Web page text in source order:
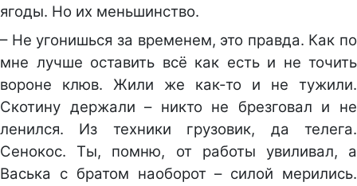
ягоды. Но их меньшинство.
– Не угонишься за временем, это правда. Как по
мне лучше оставить всё как есть и не точить
вороне клюв. Жили же как-то и не тужили.
Скотину держали – никто не брезговал и не
ленился. Из техники грузовик, да телега.
Сенокос. Ты, помню, от работы увиливал, а
Васька с братом наоборот – силой мерились.